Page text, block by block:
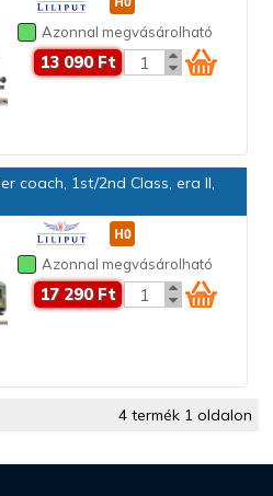
Azonnal megvásárolható
13 090 Ft
coach, 1st/2nd Class, era II,
Azonnal megvásárolható
17 290 Ft
4 termék 1 oldalon